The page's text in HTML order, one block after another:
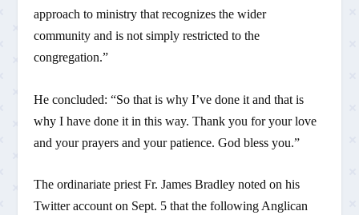
approach to ministry that recognizes the wider
community and is not simply restricted to the
congregation.”
He concluded: “So that is why I’ve done it and that is
why I have done it in this way. Thank you for your love
and your prayers and your patience. God bless you.”
The ordinariate priest Fr. James Bradley noted on his
Twitter account on Sept. 5 that the following Anglican